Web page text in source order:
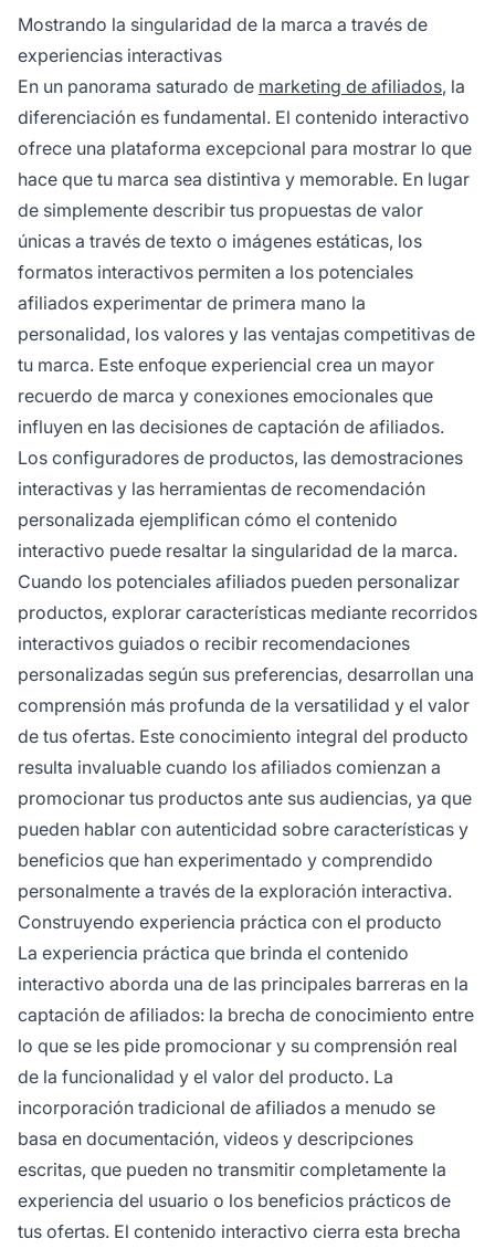
Mostrando la singularidad de la marca a través de
experiencias interactivas
En un panorama saturado de marketing de afiliados, la
diferenciación es fundamental. El contenido interactivo
ofrece una plataforma excepcional para mostrar lo que
hace que tu marca sea distintiva y memorable. En lugar
de simplemente describir tus propuestas de valor
únicas a través de texto o imágenes estáticas, los
formatos interactivos permiten a los potenciales
afiliados experimentar de primera mano la
personalidad, los valores y las ventajas competitivas de
tu marca. Este enfoque experiencial crea un mayor
recuerdo de marca y conexiones emocionales que
influyen en las decisiones de captación de afiliados.
Los configuradores de productos, las demostraciones
interactivas y las herramientas de recomendación
personalizada ejemplifican cómo el contenido
interactivo puede resaltar la singularidad de la marca.
Cuando los potenciales afiliados pueden personalizar
productos, explorar características mediante recorridos
interactivos guiados o recibir recomendaciones
personalizadas según sus preferencias, desarrollan una
comprensión más profunda de la versatilidad y el valor
de tus ofertas. Este conocimiento integral del producto
resulta invaluable cuando los afiliados comienzan a
promocionar tus productos ante sus audiencias, ya que
pueden hablar con autenticidad sobre características y
beneficios que han experimentado y comprendido
personalmente a través de la exploración interactiva.
Construyendo experiencia práctica con el producto
La experiencia práctica que brinda el contenido
interactivo aborda una de las principales barreras en la
captación de afiliados: la brecha de conocimiento entre
lo que se les pide promocionar y su comprensión real
de la funcionalidad y el valor del producto. La
incorporación tradicional de afiliados a menudo se
basa en documentación, videos y descripciones
escritas, que pueden no transmitir completamente la
experiencia del usuario o los beneficios prácticos de
tus ofertas. El contenido interactivo cierra esta brecha